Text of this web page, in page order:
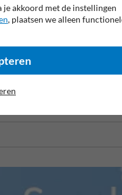
Dit zorgt perfect
je akkoord met de instellingen
, plaatsen we alleen